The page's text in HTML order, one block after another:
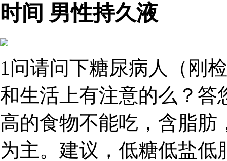
时间 男性持久液
1问请问下糖尿病人（刚
和生活上有注意的么？答
高的食物不能吃，含脂肪
为主。建议，低糖低盐